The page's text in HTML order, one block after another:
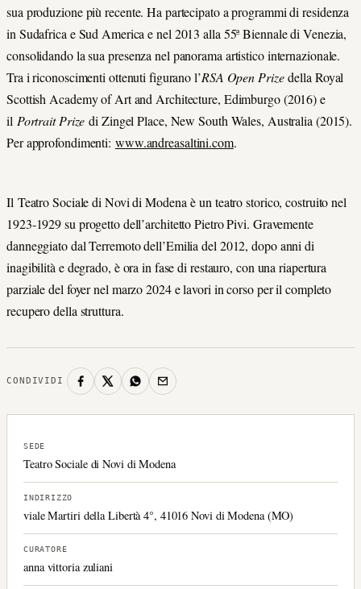
sua produzione più recente. Ha partecipato a programmi di residenza
in Sudafrica e Sud America e nel 2013 alla 55ª Biennale di Venezia,
consolidando la sua presenza nel panorama artistico internazionale.
Tra i riconoscimenti ottenuti figurano l’RSA Open Prizedella Royal
Scottish Academy of Art and Architecture, Edimburgo (2016) e
il Portrait Prize di Zingel Place, New South Wales, Australia (2015).
Per approfondimenti: www.andreasaltini.com.
Il Teatro Sociale di Novi di Modena è un teatro storico, costruito nel
1923-1929 su progetto dell’architetto Pietro Pivi. Gravemente
danneggiato dal Terremoto dell’Emilia del 2012, dopo anni di
inagibilità e degrado, è ora in fase di restauro, con una riapertura
parziale del foyer nel marzo 2024 e lavori in corso per il completo
recupero della struttura.
CONDIVIDI
SEDE
Teatro Sociale di Novi di Modena
INDIRIZZO
viale Martiri della Libertà 4°, 41016 Novi di Modena (MO)
CURATORE
anna vittoria zuliani